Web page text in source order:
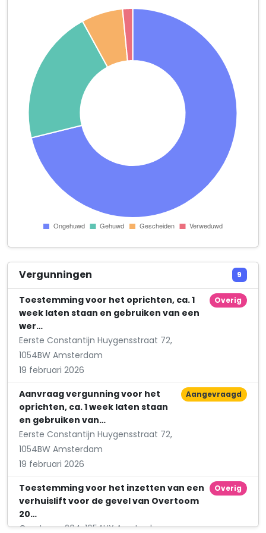
Tweede Constantijn Huygensstraat 50 1
Dancing Doula
Wilhelminastraat 38 H
de koffie salon
Eerste Constantijn Huygensstraat 82 H
de Praktijk, centrum voor body stress release
Ite Boeremastraat 1 B007
De Rochemont Music
Jacob van Lennepkade 151 3
De Vormstrateeg B.V.
DickKoopman.nl
Eerste Helmersstraat 209 4
Dönmez Tolk- en Vertaalburo
WG-plein 188
Vergunningen 9
Toestemming voor het oprichten, ca. 1
week laten staan en gebruiken van een
wer…
Eerste Constantijn Huygensstraat 72,
1054BW Amsterdam
Overig
19 februari 2026
Aanvraag vergunning voor het
oprichten, ca. 1 week laten staan
en gebruiken van…
Eerste Constantijn Huygensstraat 72,
1054BW Amsterdam
Aangevraagd
19 februari 2026
Toestemming voor het inzetten van een
verhuislift voor de gevel van Overtoom
20…
Overtoom 204, 1054HX Amsterdam
Overig